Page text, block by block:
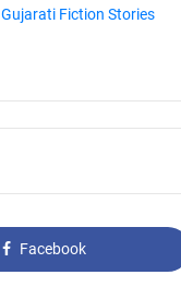
Gujarati Fiction Stories
Facebook